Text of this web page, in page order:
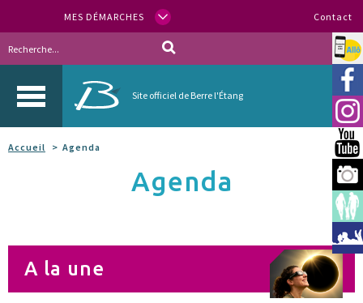
MES DÉMARCHES Contact
Site officiel de Berre l'Étang
Allo
Accueil Agenda
Agenda
A la une